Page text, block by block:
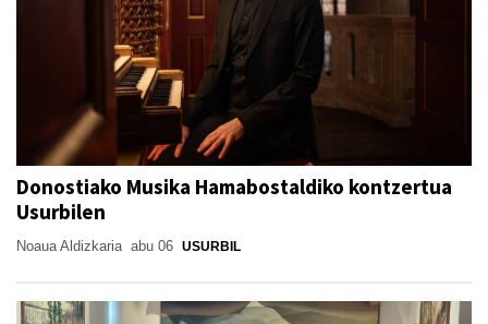
Donostiako Musika Hamabostaldiko kontzertua
Usurbilen
Noaua Aldizkaria abu 06 USURBIL